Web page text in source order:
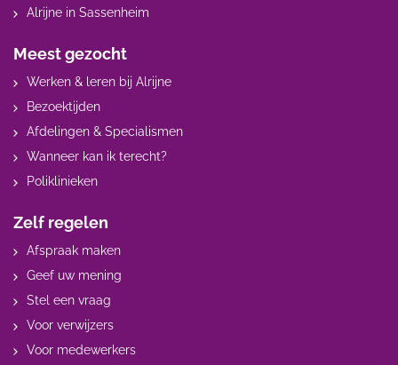
Alrijne in Sassenheim
Meest gezocht
Werken & leren bij Alrijne
Bezoektijden
Afdelingen & Specialismen
Wanneer kan ik terecht?
Poliklinieken
Zelf regelen
Afspraak maken
Geef uw mening
Stel een vraag
Voor verwijzers
Voor medewerkers